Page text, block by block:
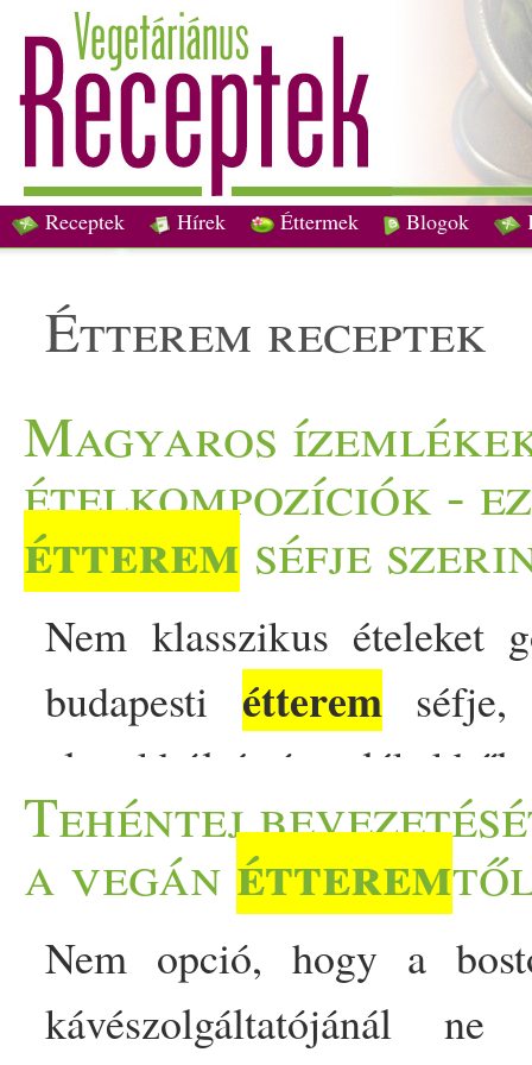
Receptek Hírek Éttermek Blogok
étterem receptek
Magyaros
ételkompozíciók -
étterem séfje
Nem klasszikus ételeket
budapesti étteremséfje,
alapokból és
kapcsolódni. Maga az
születik, valami
formában nem létezett.
étteremcsalád legfiatalabb
Tehéntej
a vegán étteremtől
Nem opció, hogy a
kávészolgáltatójánál